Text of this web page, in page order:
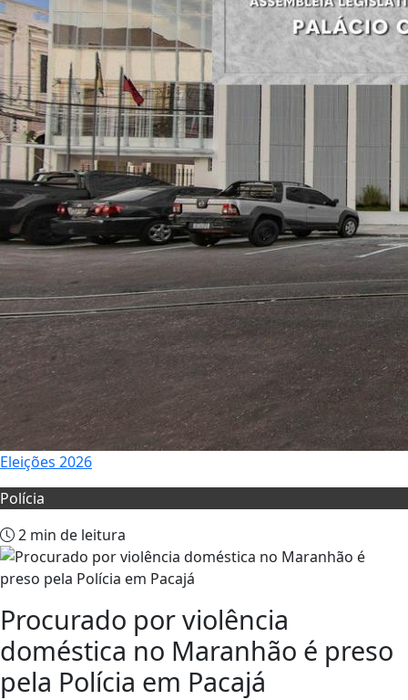
Eleições 2026
Polícia
2 min de leitura
Procurado por violência
doméstica no Maranhão é preso
pela Polícia em Pacajá